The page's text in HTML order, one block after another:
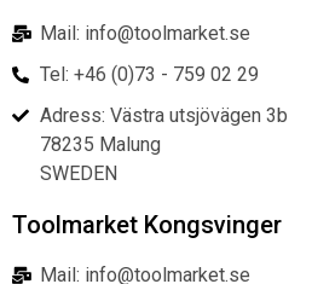
Mail: info@toolmarket.se
Tel: +46 (0)73 - 759 02 29
Adress: Västra utsjövägen 3b
78235 Malung
SWEDEN
Toolmarket Kongsvinger
Mail: info@toolmarket.se